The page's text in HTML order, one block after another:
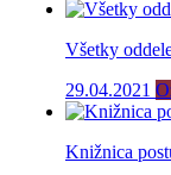
Všetky
29.04.2021
Knižnica